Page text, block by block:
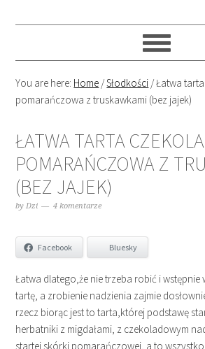
You are here: Home /Słodkości /Łatwa
pomarańczowa z truskawkami (bez jajek)
ŁATWA TARTA
POMARAŃCZOWA Z
(BEZ JAJEK)
byDzi 4 komentarze
Facebook Bluesky
Łatwa dlatego,że nie trzeba robić i wstępnie
tartę, a zrobienie nadzienia zajmie
rzecz biorąc jest to tarta,której podstawę
herbatniki z migdałami, z czekoladowym
startej skórki pomarańczowej, a to